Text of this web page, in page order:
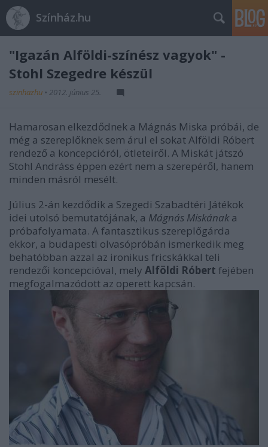
Színház.hu
"Igazán Alföldi-színész vagyok" -
Stohl Szegedre készül
szinhazhu • 2012. június 25.
Hamarosan elkezdődnek a Mágnás Miska próbái, de
még a szereplőknek sem árul el sokat Alföldi Róbert
rendező a koncepcióról, ötleteiről. A Miskát játszó
Stohl Andráss éppen ezért nem a szerepéről, hanem
minden másról mesélt.
Július 2-án kezdődik a Szegedi Szabadtéri Játékok
idei utolsó bemutatójának, a Mágnás Miskának a
próbafolyamata. A fantasztikus szereplőgárda
ekkor, a budapesti olvasópróbán ismerkedik meg
behatóbban azzal az ironikus fricskákkal teli
rendezői koncepcióval, mely Alföldi Róbert fejében
megfogalmazódott az operett kapcsán.